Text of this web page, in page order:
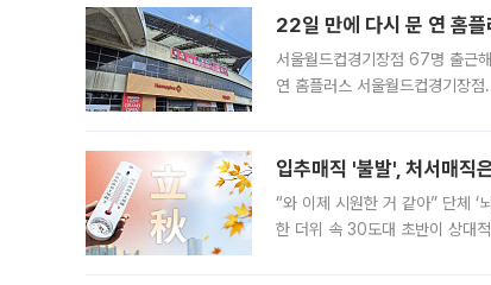
22일 만에 다시 문 연 홈
서울월드컵경기장점 67명 출근
연 홈플러스 서울월드컵경기장
입추매직 '불발', 처서매직
“와 이제 시원한 거 같아” 단체
한 더위 속 30도대 초반이 상대